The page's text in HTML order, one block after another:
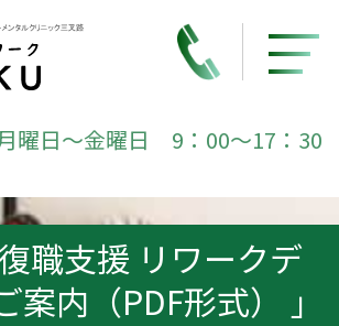
日～金曜日 9：00～17：30
復職支援 リワークデ
案内（PDF形式） 」